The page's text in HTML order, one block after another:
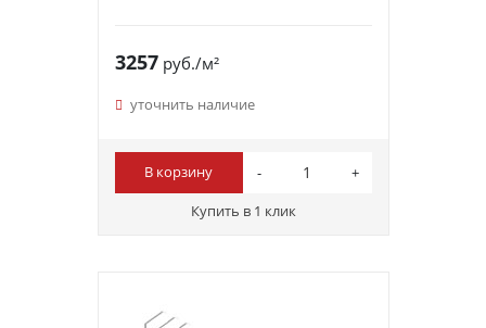
3257руб./м²
уточнить наличие
В корзину
Купить в 1 клик